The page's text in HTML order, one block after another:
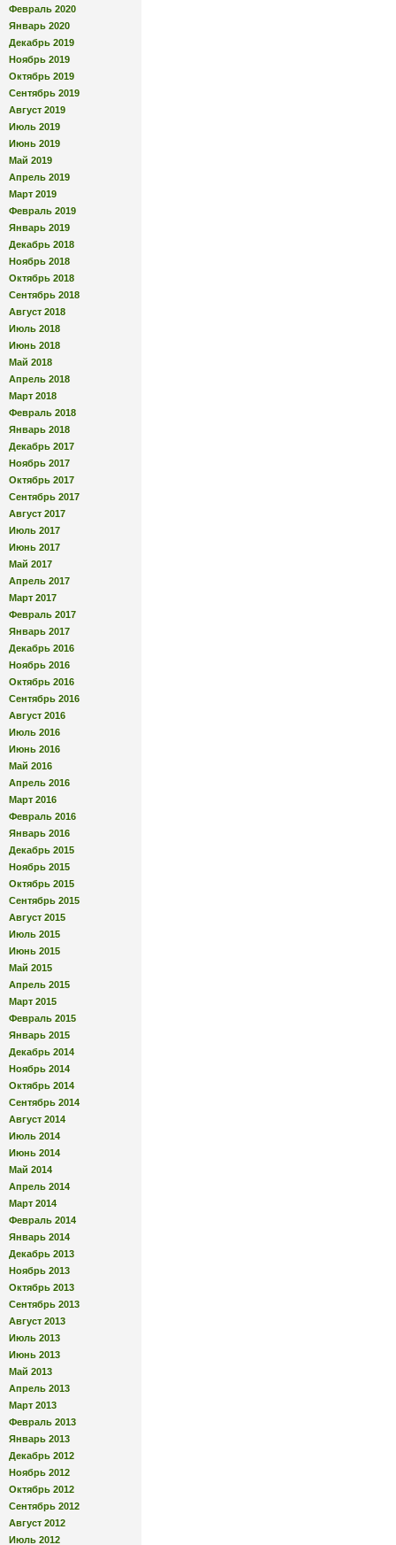
Февраль 2020
Январь 2020
Декабрь 2019
Ноябрь 2019
Октябрь 2019
Сентябрь 2019
Август 2019
Июль 2019
Июнь 2019
Май 2019
Апрель 2019
Март 2019
Февраль 2019
Январь 2019
Декабрь 2018
Ноябрь 2018
Октябрь 2018
Сентябрь 2018
Август 2018
Июль 2018
Июнь 2018
Май 2018
Апрель 2018
Март 2018
Февраль 2018
Январь 2018
Декабрь 2017
Ноябрь 2017
Октябрь 2017
Сентябрь 2017
Август 2017
Июль 2017
Июнь 2017
Май 2017
Апрель 2017
Март 2017
Февраль 2017
Январь 2017
Декабрь 2016
Ноябрь 2016
Октябрь 2016
Сентябрь 2016
Август 2016
Июль 2016
Июнь 2016
Май 2016
Апрель 2016
Март 2016
Февраль 2016
Январь 2016
Декабрь 2015
Ноябрь 2015
Октябрь 2015
Сентябрь 2015
Август 2015
Июль 2015
Июнь 2015
Май 2015
Апрель 2015
Март 2015
Февраль 2015
Январь 2015
Декабрь 2014
Ноябрь 2014
Октябрь 2014
Сентябрь 2014
Август 2014
Июль 2014
Июнь 2014
Май 2014
Апрель 2014
Март 2014
Февраль 2014
Январь 2014
Декабрь 2013
Ноябрь 2013
Октябрь 2013
Сентябрь 2013
Август 2013
Июль 2013
Июнь 2013
Май 2013
Апрель 2013
Март 2013
Февраль 2013
Январь 2013
Декабрь 2012
Ноябрь 2012
Октябрь 2012
Сентябрь 2012
Август 2012
Июль 2012